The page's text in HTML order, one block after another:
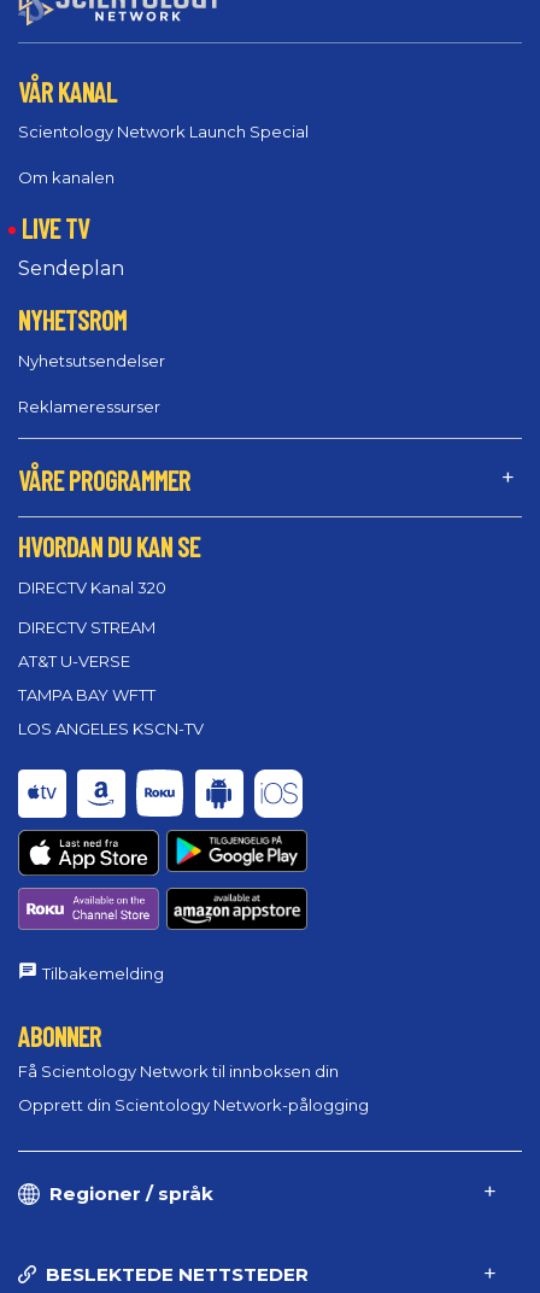
VÅR KANAL
Scientology Network Launch Special
Om kanalen
LIVE TV
Sendeplan
NYHETSROM
Nyhetsutsendelser
Reklameressurser
VÅRE PROGRAMMER
HVORDAN DU KAN SE
DIRECTV Kanal 320
DIRECTV STREAM
AT&T U-VERSE
TAMPA BAY WFTT
LOS ANGELES KSCN-TV
Tilbakemelding
ABONNER
Få Scientology Network til innboksen din
Opprett din Scientology Network-pålogging
Regioner / språk
BESLEKTEDE NETTSTEDER